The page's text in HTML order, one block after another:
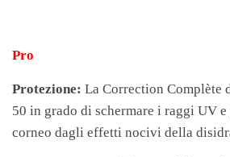
Pro
Protezione: La Correction Complète
50 in grado di schermare i raggi UV
corneo dagli effetti nocivi della